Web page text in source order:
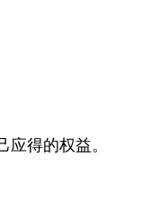
得的权益。